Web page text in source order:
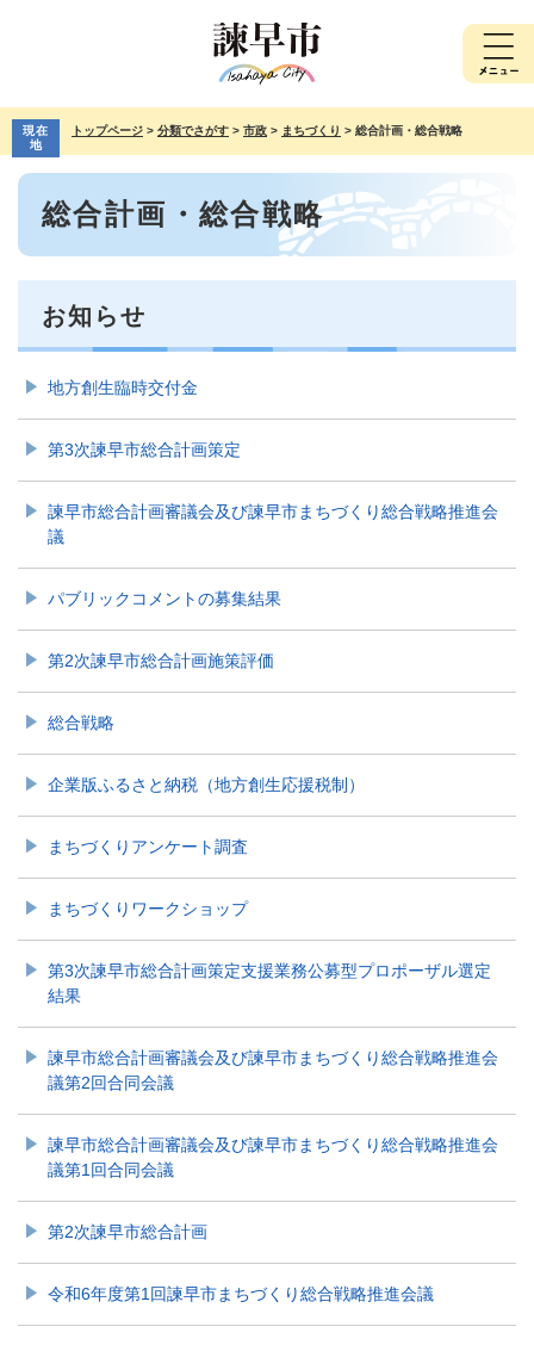
先
で
す。
を
ば
現在
地
トップページ > 分類でさがす > 市政 > まちづくり > 総合計画・総合戦略
本
総合計画・総合戦略
お知らせ
地方創生臨時交付金
第3次諫早市総合計画策定
諫早市総合計画審議会及び諫早市まちづくり総合戦略推進会
議
パブリックコメントの募集結果
第2次諫早市総合計画施策評価
総合戦略
企業版ふるさと納税（地方創生応援税制）
まちづくりアンケート調査
まちづくりワークショップ
第3次諫早市総合計画策定支援業務公募型プロポーザル選定
結果
諫早市総合計画審議会及び諫早市まちづくり総合戦略推進会
議第2回合同会議
諫早市総合計画審議会及び諫早市まちづくり総合戦略推進会
議第1回合同会議
第2次諫早市総合計画
令和6年度第1回諫早市まちづくり総合戦略推進会議